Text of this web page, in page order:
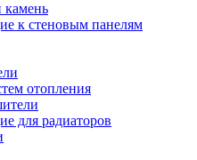
камень
к стеновым панелям
отопления
для радиаторов